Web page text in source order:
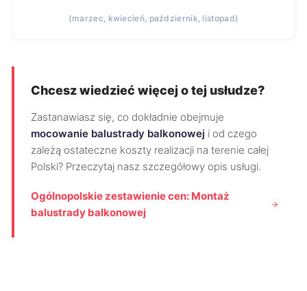
(marzec, kwiecień, październik, listopad)
Chcesz wiedzieć więcej o tej usłudze?
Zastanawiasz się, co dokładnie obejmuje
mocowanie balustrady balkonowej i od czego
zależą ostateczne koszty realizacji na terenie całej
Polski? Przeczytaj nasz szczegółowy opis usługi.
Ogólnopolskie zestawienie cen: Montaż
balustrady balkonowej